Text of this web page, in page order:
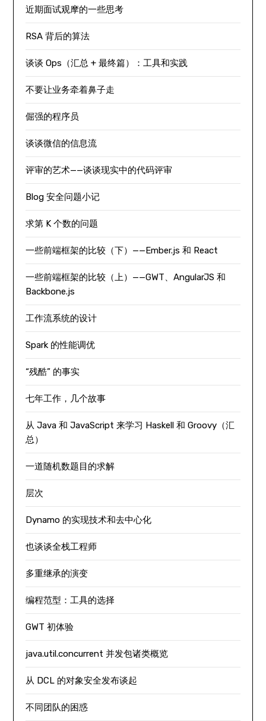
近期面试观摩的一些思考
RSA 背后的算法
谈谈 Ops（汇总 + 最终篇）：工具和实践
不要让业务牵着鼻子走
倔强的程序员
谈谈微信的信息流
评审的艺术——谈谈现实中的代码评审
Blog 安全问题小记
求第 K 个数的问题
一些前端框架的比较（下）——Ember.js 和 React
一些前端框架的比较（上）——GWT、AngularJS 和
Backbone.js
工作流系统的设计
Spark 的性能调优
“残酷” 的事实
七年工作，几个故事
从 Java 和 JavaScript 来学习 Haskell 和 Groovy（汇
总）
一道随机数题目的求解
层次
Dynamo 的实现技术和去中心化
也谈谈全栈工程师
多重继承的演变
编程范型：工具的选择
GWT 初体验
java.util.concurrent 并发包诸类概览
从 DCL 的对象安全发布谈起
不同团队的困惑